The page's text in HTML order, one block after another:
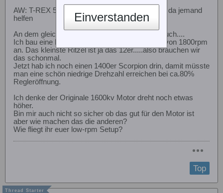
AW: T-REX 500 Drehzahl für M-Blade kann mir da jemand
helfen
An dem gleichen Gedanken sitze ich zur Zeit auch....
Ich bau eine EC-135 und strebe eine Drehzahl von 1800rpm
an. Das kleinste Ritzel ist ja das 12er.....also brauchen wir
das schonmal.
Jetzt hab ich noch einen 1400er Scorpion drin, damit müsste
man eine schön niedrige Drehzahl erreichen bei ca.80%
Regleröffnung.
Ich denke der Originale 1600kv Motor dreht noch etwas
höher.
Bin mir auch nicht so sicher ob das gut für den Motor ist
aber wie machen das die anderen?
Wie fliegt ihr euer low-rpm Setup?
Top
Einverstanden